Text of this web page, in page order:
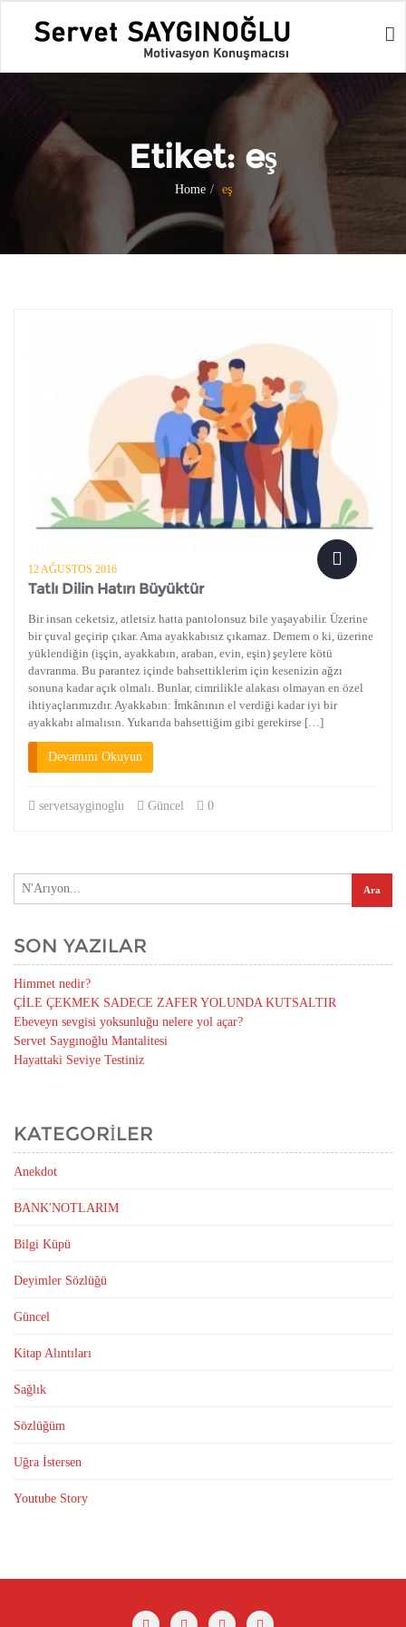
Etiket: eş
Home eş
12 AĞUSTOS 2016
Tatlı Dilin Hatırı Büyüktür
Bir insan ceketsiz, atletsiz hatta pantolonsuz bile yaşayabilir. Üzerine
bir çuval geçirip çıkar. Ama ayakkabısız çıkamaz. Demem o ki, üzerine
yüklendiğin (işçin, ayakkabın, araban, evin, eşin) şeylere kötü
davranma. Bu parantez içinde bahsettiklerim için kesenizin ağzı
sonuna kadar açık olmalı. Bunlar, cimrilikle alakası olmayan en özel
ihtiyaçlarımızdır. Ayakkabın: İmkânının el verdiği kadar iyi bir
ayakkabı almalısın. Yukarıda bahsettiğim gibi gerekirse […]
Devamını Okuyun
servetsayginoglu Güncel 0
SON YAZILAR
Himmet nedir?
ÇİLE ÇEKMEK SADECE ZAFER YOLUNDA KUTSALTIR
Ebeveyn sevgisi yoksunluğu nelere yol açar?
Servet Saygınoğlu Mantalitesi
Hayattaki Seviye Testiniz
KATEGORILER
Anekdot
BANK'NOTLARIM
Bilgi Küpü
Deyimler Sözlüğü
Güncel
Kitap Alıntıları
Sağlık
Sözlüğüm
Uğra İstersen
Youtube Story